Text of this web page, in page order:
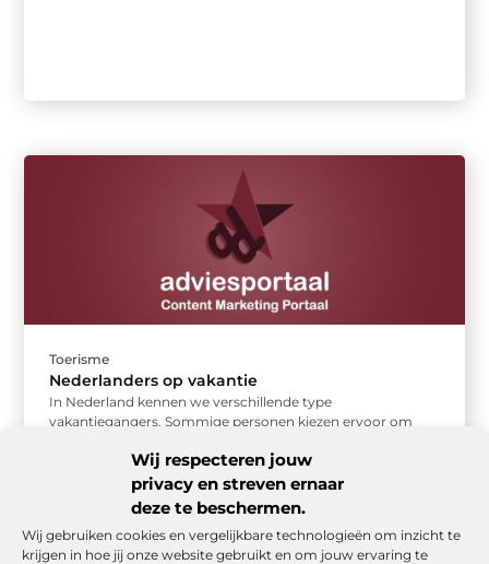
Wij respecteren jouw
privacy en streven ernaar
deze te beschermen.
Wij gebruiken cookies en vergelijkbare technologieën om inzicht te
krijgen in hoe jij onze website gebruikt en om jouw ervaring te
Toerisme
Nederlanders op vakantie
In Nederland kennen we verschillende type
vakantiegangers. Sommige personen kiezen ervoor om